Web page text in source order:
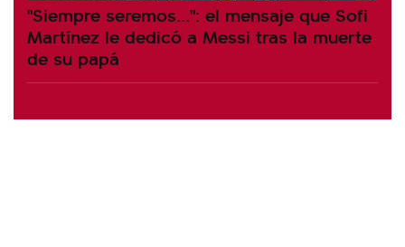
"Siempre seremos...": el mensaje que Sofi
Martínez le dedicó a Messi tras la muerte
de su papá